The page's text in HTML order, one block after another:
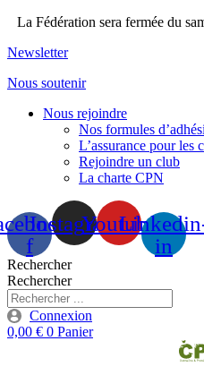
Aller
contenu
La Fédération sera fermée du
Newsletter
Nous soutenir
Nous rejoindre
Nos formules
L’assurance pour les
Rejoindre un club
La charte CPN
f
InstagramYoutube
in
Rechercher
Rechercher
Connexion
0,00 € 0 Panier